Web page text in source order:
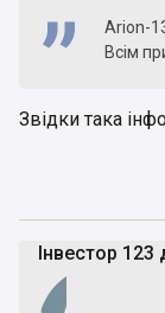
Arion-
Всім
Звідки така
Інвестор 123